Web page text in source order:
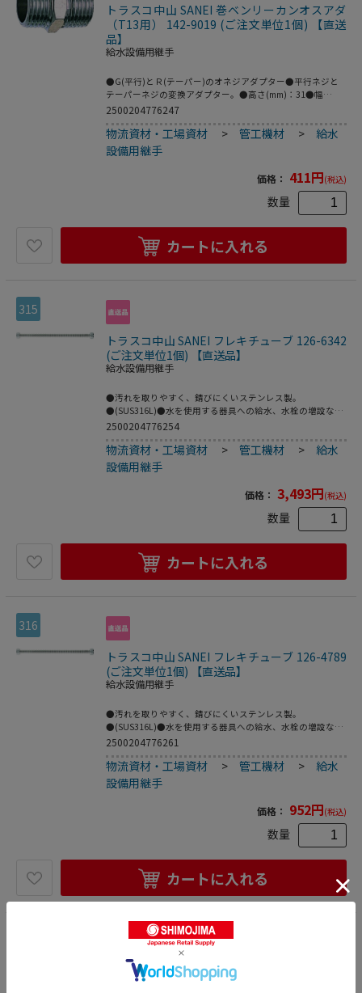
トラスコ中山 SANEI 巻ベンリーカンオスアダ
（T13用） 142-9019 (ご注文単位1個) 【直送
品】
給水設備用継手
●G(平行)とＲ(テーパー)のオネジアダプター●平行ネジと
テーパーネジの変換アダプター。●高さ(mm)：31●幅
(mm)：26●奥行(mm)：22●呼び径：13●G1/2XR1/2のオネ
2500204776247
物流資材・工場資材 >管工機材 > 給水
設備用継手
価格： 411円(税込)
数量
カートに入れる
315
トラスコ中山 SANEI フレキチューブ 126-6342
(ご注文単位1個) 【直送品】
給水設備用継手
●汚れを取りやすく、錆びにくいステンレス製。
●(SUS316L)●水を使用する器具への給水、水栓の増設など
に使用します。●長さ(mm)：1500●L(mm)：1500●使用温
ット付きのステンレス製フレキパイプ。●パイプ山径
16mm。●フレキ：ステンレス、パッキン：EPDM●折り曲
げの繰り返しは破損の原因になります。
2500204776254
物流資材・工場資材 >管工機材 > 給水
設備用継手
価格： 3,493円(税込)
数量
カートに入れる
316
トラスコ中山 SANEI フレキチューブ 126-4789
(ご注文単位1個) 【直送品】
給水設備用継手
●汚れを取りやすく、錆びにくいステンレス製。
●(SUS316L)●水を使用する器具への給水、水栓の増設など
に使用します。●長さ(mm)：200●L(mm)：200●使用温度
ト付きのステンレス製フレキパイプ。●パイプ山径16mm。
●フレキ：ステンレス、パッキン：EPDM●折り曲げの繰り
返しは破損の原因になります。
2500204776261
物流資材・工場資材 >管工機材 > 給水
設備用継手
価格： 952円(税込)
数量
カートに入れる
トラスコ中山 SANEI フレキチューブ 217-6675
(ご注文単位1本) 【直送品】